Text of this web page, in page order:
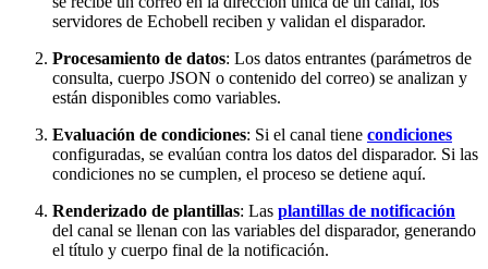
servidores de Echobell reciben y validan el disparador.
Procesamiento de datos: Los datos entrantes (parámetros de
consulta, cuerpo JSON o contenido del correo) se analizan y
están disponibles como variables.
Evaluación de condiciones: Si el canal tiene condiciones
configuradas, se evalúan contra los datos del disparador. Si las
condiciones no se cumplen, el proceso se detiene aquí.
Renderizado de plantillas: Las plantillas de notificación
del canal se llenan con las variables del disparador, generando
el título y cuerpo final de la notificación.